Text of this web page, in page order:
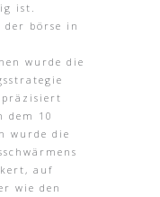
ist.
der börse in
wurde die
dem 10
wurde die
auf
wie den